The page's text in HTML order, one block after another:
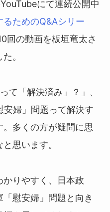
にて連続公開中
ためのQ&Aシリー
回の動画を板垣竜太さ
。
て「解決済み」？」、
安婦」問題って解決す
多くの方が疑問に思
思います。
りやすく、日本政
慰安婦」問題と向き